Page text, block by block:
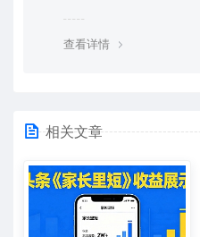
查看详情
相关文章